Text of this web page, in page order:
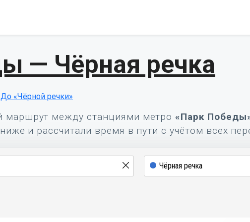
— Чёрная речка
До «Чёрной речки»
маршрут между станциями метро«Парк
и рассчитали время в пути с учётом всех